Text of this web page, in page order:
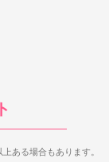
ずれもM字開脚
ーでスマートな
ん這いシー
が良いのは
ある場合もあります。